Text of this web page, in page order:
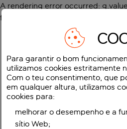
A rendering error occurred:
function
Para garantir o bom
utilizamos cookies estritamente
Com o teu consentimento, que
em qualquer altura, utilizamos
cookies para:
melhorar o desempenho e a
sítio Web;